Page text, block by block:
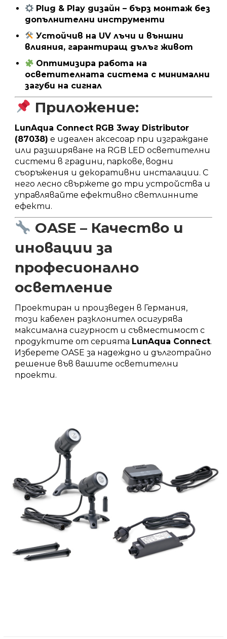
Plug & Play дизайн – бърз монтаж без
допълнителни инструменти
Устойчив на UV лъчи и външни
влияния, гарантиращ дълъг живот
Оптимизира работа на
осветителната система с минимални
загуби на сигнал
Приложение:
LunAqua Connect RGB 3way Distributor
(87038) е идеален аксесоар при изграждане
или разширяване на RGB LED осветителни
системи в градини, паркове, водни
съоръжения и декоративни инсталации. С
него лесно свържете до три устройства и
управлявайте ефективно светлинните
ефекти.
OASE – Качество и
иновации за
професионално
осветление
Проектиран и произведен в Германия,
този кабелен разклонител осигурява
максимална сигурност и съвместимост с
продуктите от серията LunAqua Connect.
Изберете OASE за надеждно и дълготрайно
решение във вашите осветителни
проекти.